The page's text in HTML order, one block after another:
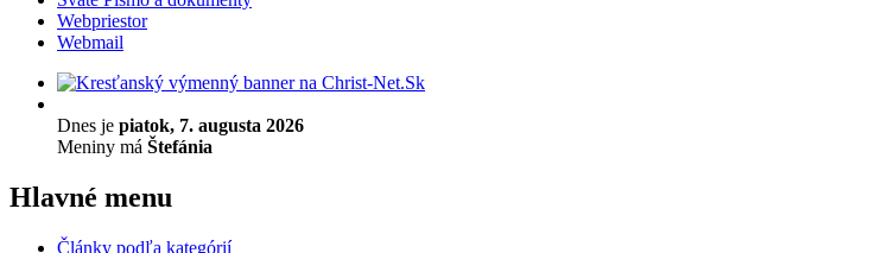
Webpriestor
Webmail
Dnes je piatok, 7. augusta 2026
Meniny má Štefánia
Hlavné menu
Články podľa kategórií